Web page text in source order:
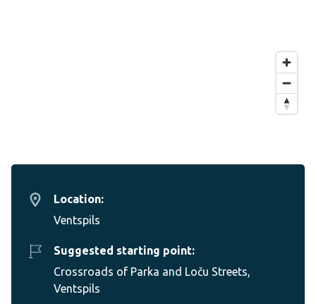
Location:
Ventspils
Suggested starting point:
Crossroads of Parka and Loču Streets,
Ventspils